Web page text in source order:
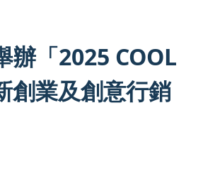
辦「2025 COOL
創業及創意行銷